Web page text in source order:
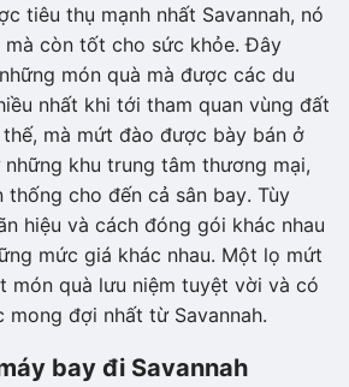
tiêu thụ mạnh nhất Savannah, nó
mà còn tốt cho sức khỏe. Đây
món quà mà được các du
nhất khi tới tham quan vùng đất
thế, mà mứt đào được bày bán ở
khu trung tâm thương mại,
cho đến cả sân bay. Tùy
hiệu và cách đóng gói khác nhau
mức giá khác nhau. Một lọ mứt
món quà lưu niệm tuyệt vời và có
mong đợi nhất từ ​​Savannah.
bay đi Savannah